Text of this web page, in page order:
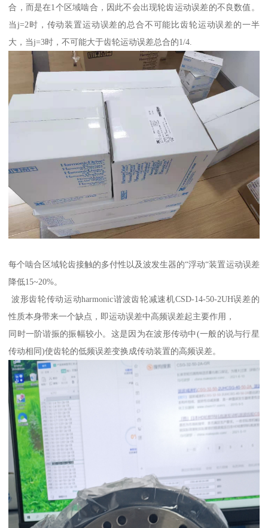
合，而是在1个区域啮合，因此不会出现轮齿运动误差的不良数值。
当j=2时，传动装置运动误差的总合不可能比齿轮运动误差的一半
大，当j=3时，不可能大于齿轮运动误差总合的1/4.
每个啮合区域轮齿接触的多付性以及波发生器的“浮动“装置运动误差
降低15~20%。
波形齿轮传动运动harmonic谐波齿轮减速机CSD-14-50-2UH误差的
性质本身带来一个缺点，即运动误差中高频误差起主要作用，
同时一阶谐振的振幅较小。这是因为在波形传动中(一般的说与行星
传动相同)使齿轮的低频误差变换成传动装置的高频误差。